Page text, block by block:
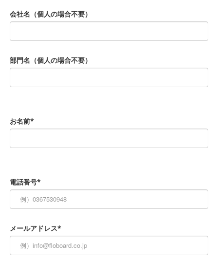
会社名（個人の場合不要）
部門名（個人の場合不要）
お名前*
電話番号*
メールアドレス*